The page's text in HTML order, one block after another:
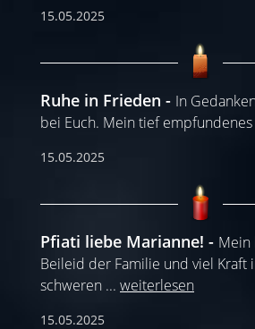
15.05.2025
Ruhe in Frieden
In
bei Euch. Mein tief
15.05.2025
Pfiati liebe Marianne!
Mein
Beileid der Familie und viel Kraft
schweren ... weiterlesen
15.05.2025